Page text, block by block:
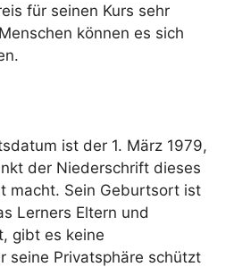
für seinen Kurs sehr
können es sich
ist der 1. März 1979,
der Niederschrift dieses
macht. Sein Geburtsort ist
Lerners Eltern und
gibt es keine
seine Privatsphäre schützt